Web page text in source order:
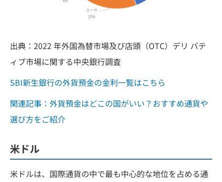
出典：2022 年外国為替市場及び店頭（OTC）デリ バテ
ィブ市場に関する中央銀行調査
SBI新生銀行の外貨預金の金利一覧はこちら
関連記事：外貨預金はどこの国がいい？おすすめ通貨や
選び方をご紹介
米ドル
米ドルは、国際通貨の中で最も中心的な地位を占める通